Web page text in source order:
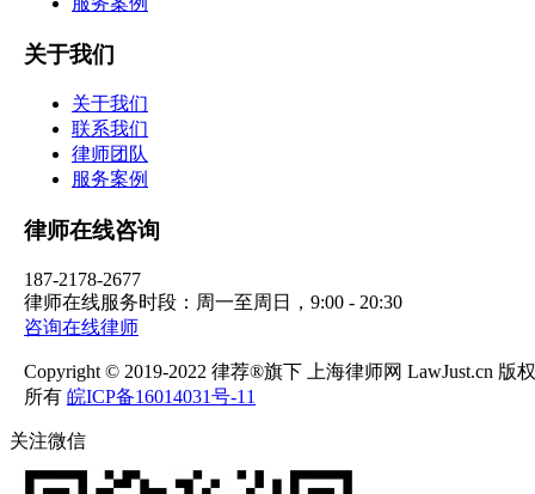
关于我们
关于我们
联系我们
律师团队
服务案例
律师在线咨询
187-2178-2677
律师在线服务时段：周一至周日，9:00 - 20:30
咨询在线律师
Copyright © 2019-2022 律荐®旗下 上海律师网 LawJust.cn 版权
所有 皖ICP备16014031号-11
关注微信